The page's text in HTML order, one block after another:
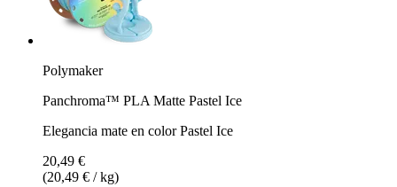
Polymaker
Panchroma™ PLA Matte Pastel Ice
Elegancia mate en color Pastel Ice
20,49 €
(20,49 € / kg)